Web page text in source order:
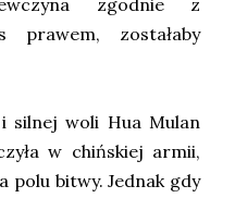
zgodnie z
prawem, zostałaby
silnej woli Hua Mulan
w chińskiej armii,
polu bitwy. Jednak gdy